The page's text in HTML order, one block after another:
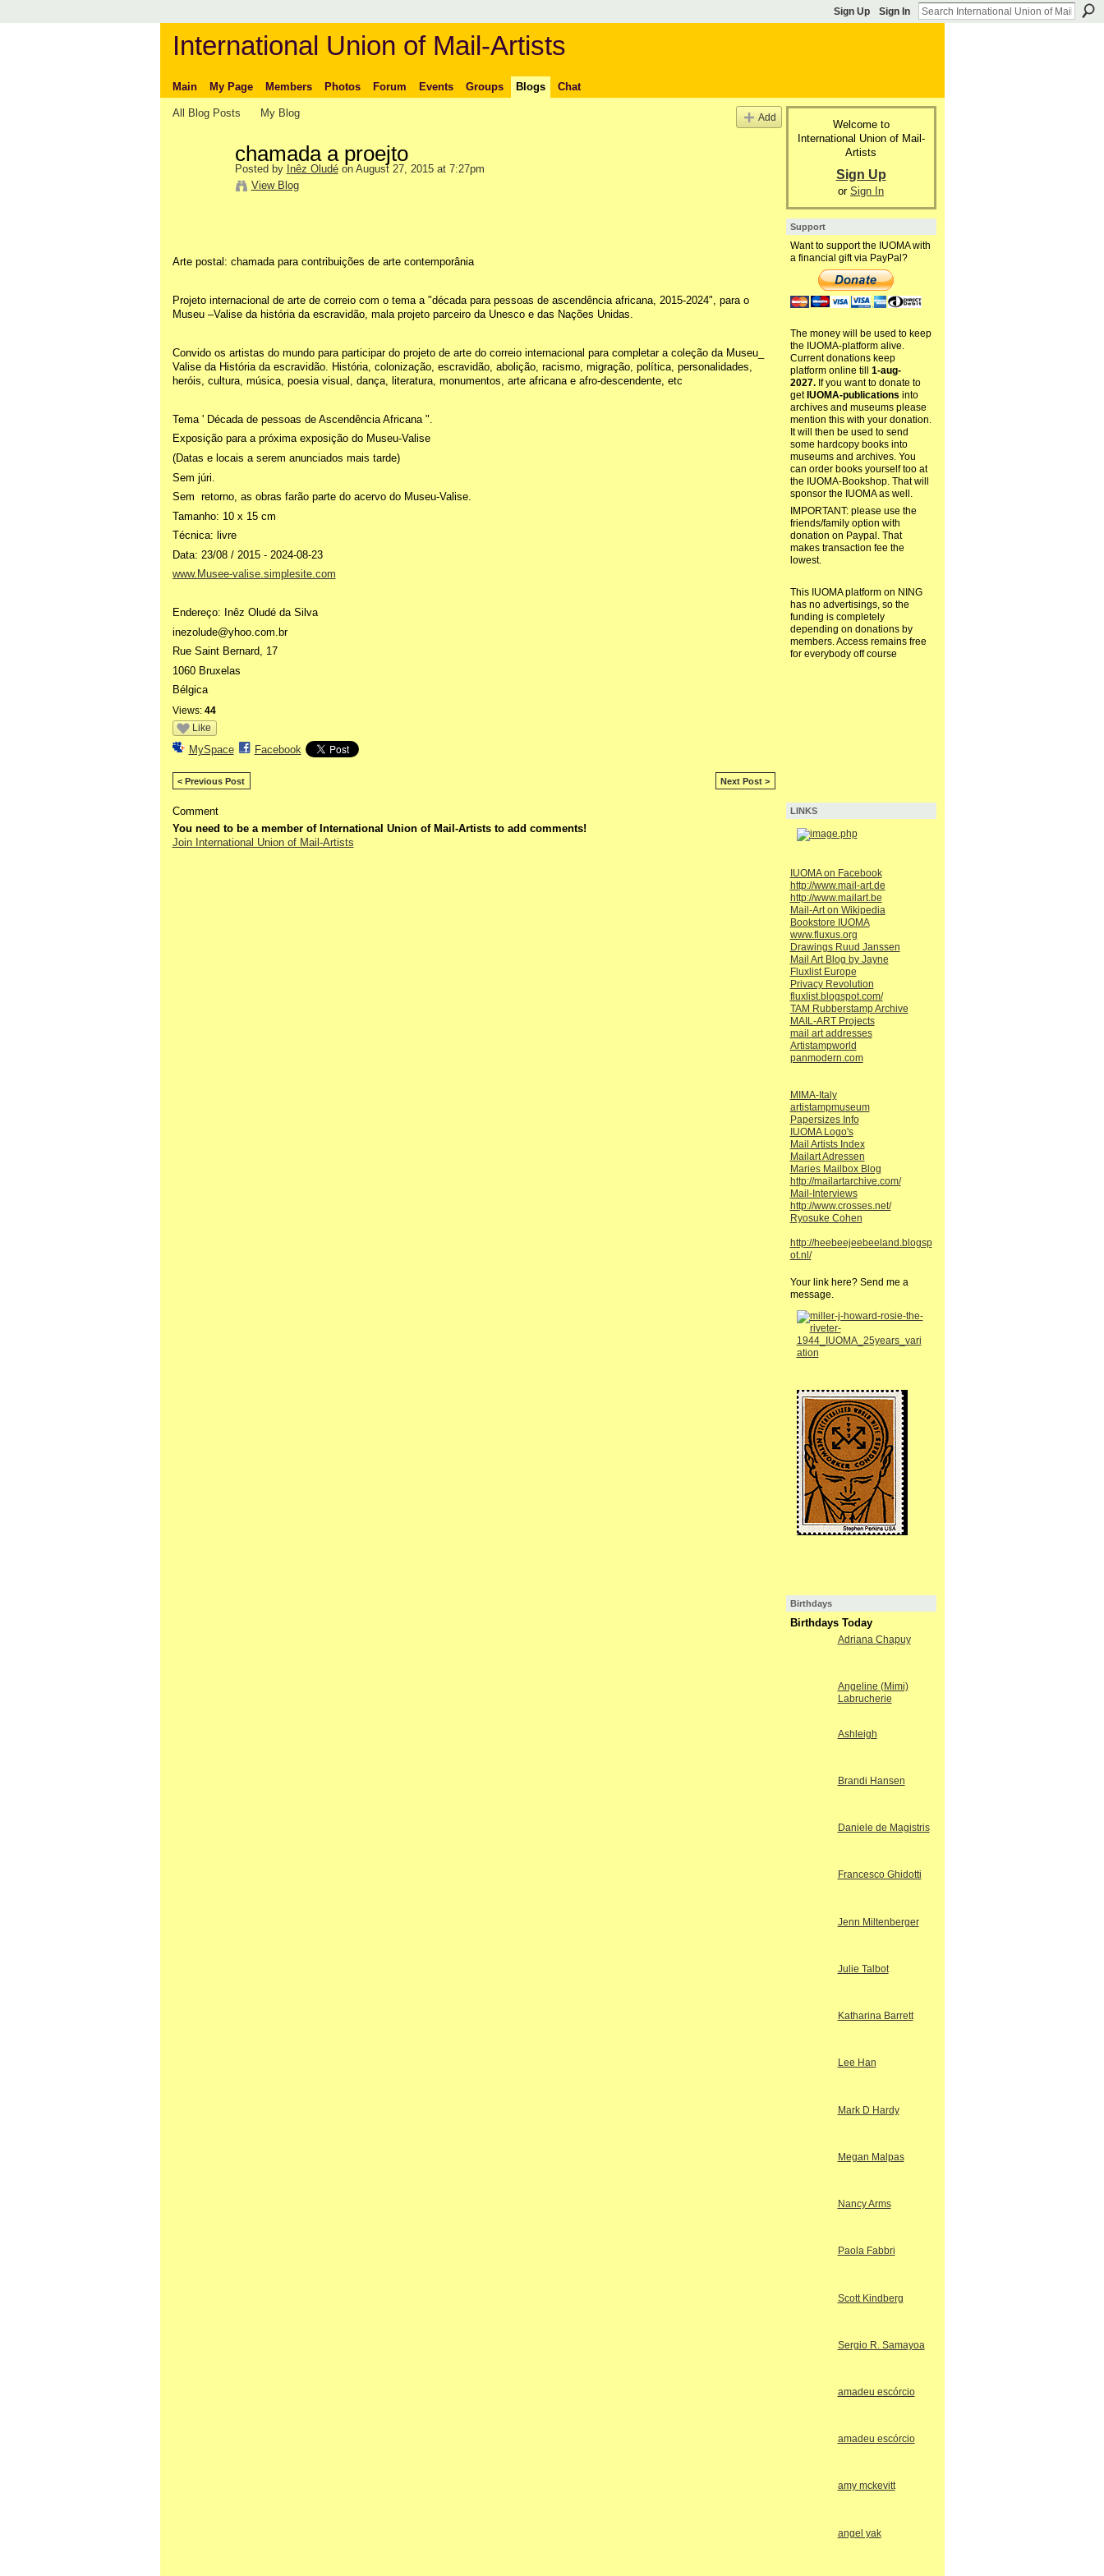
Sign Up Sign In
International Union of Mail-Artists
Main My Page Members Photos Forum Events Groups Blogs Chat
All Blog Posts My Blog Add
chamada a proejto
Posted by Inêz Oludéon August 27, 2015 at 7:27pm
View Blog
Arte postal: chamada para contribuições de arte contemporânia
Projeto internacional de arte de correio com o tema a "década para pessoas de ascendência africana, 2015-2024", para o
Museu –Valise da história da escravidão, mala projeto parceiro da Unesco e das Nações Unidas.
Convido os artistas do mundo para participar do projeto de arte do correio internacional para completar a coleção da Museu_
Valise da História da escravidão. História, colonização, escravidão, abolição, racismo, migração, política, personalidades,
heróis, cultura, música, poesia visual, dança, literatura, monumentos, arte africana e afro-descendente, etc
Tema ' Década de pessoas de Ascendência Africana ".
Exposição para a próxima exposição do Museu-Valise
(Datas e locais a serem anunciados mais tarde)
Sem júri.
Sem retorno, as obras farão parte do acervo do Museu-Valise.
Tamanho: 10 x 15 cm
Técnica: livre
Data: 23/08 / 2015 - 2024-08-23
www.Musee-valise.simplesite.com
Endereço: Inêz Oludé da Silva
inezolude@yhoo.com.br
Rue Saint Bernard, 17
1060 Bruxelas
Bélgica
Views: 44
Like
MySpace Facebook
< Previous Post Next Post >
Comment
You need to be a member of International Union of Mail-Artists to add comments!
Join International Union of Mail-Artists
Welcome to
International Union of Mail-
Artists
Sign Up
or Sign In
Support
Want to support the IUOMA with
a financial gift via PayPal?
The money will be used to keep
the IUOMA-platform alive.
Current donations keep
platform online till 1-aug-
2027.If you want to donate to
get IUOMA-publications into
archives and museums please
mention this with your donation.
It will then be used to send
some hardcopy books into
museums and archives. You
can order books yourself too at
the IUOMA-Bookshop. That will
sponsor the IUOMA as well.
IMPORTANT: please use the
friends/family option with
donation on Paypal. That
makes transaction fee the
lowest.
This IUOMA platform on NING
has no advertisings, so the
funding is completely
depending on donations by
members. Access remains free
for everybody off course
LINKS
IUOMA on Facebook
http://www.mail-art.de
http://www.mailart.be
Mail-Art on Wikipedia
Bookstore IUOMA
www.fluxus.org
Drawings Ruud Janssen
Mail Art Blog by Jayne
Fluxlist Europe
Privacy Revolution
fluxlist.blogspot.com/
TAM Rubberstamp Archive
MAIL-ART Projects
mail art addresses
Artistampworld
panmodern.com
MIMA-Italy
artistampmuseum
Papersizes Info
IUOMA Logo's
Mail Artists Index
Mailart Adressen
Maries Mailbox Blog
http://mailartarchive.com/
Mail-Interviews
http://www.crosses.net/
Ryosuke Cohen
http://heebeejeebeeland.blogsp
ot.nl/
Your link here? Send me a
message.
Birthdays
Birthdays Today
Adriana Chapuy
Angeline (Mimi)
Labrucherie
Ashleigh
Brandi Hansen
Daniele de Magistris
Francesco Ghidotti
Jenn Miltenberger
Julie Talbot
Katharina Barrett
Lee Han
Mark D Hardy
Megan Malpas
Nancy Arms
Paola Fabbri
Scott Kindberg
Sergio R. Samayoa
amadeu escórcio
amadeu escórcio
amy mckevitt
angel yak